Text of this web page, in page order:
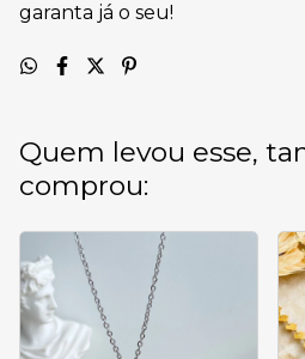
garanta já o seu!
Quem levou esse,
comprou: